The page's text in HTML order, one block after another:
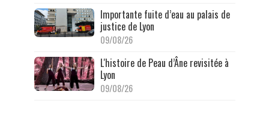
Importante fuite d’eau au palais de
justice de Lyon
09/08/26
L'histoire de Peau d’Âne revisitée à
Lyon
09/08/26